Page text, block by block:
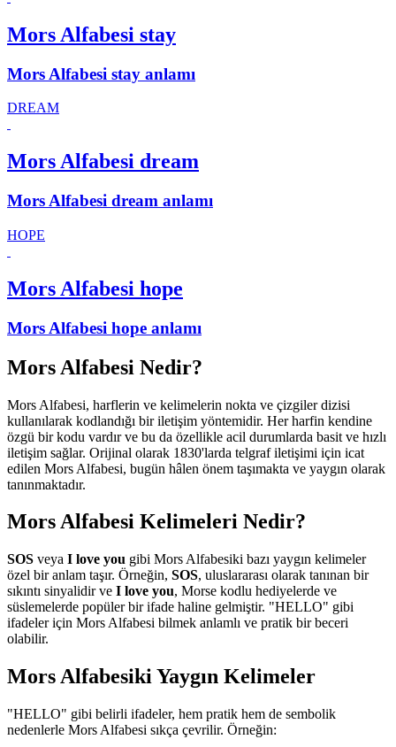
Mors Alfabesi stay
Mors Alfabesi stay anlamı
DREAM
Mors Alfabesi dream
Mors Alfabesi dream anlamı
HOPE
Mors Alfabesi hope
Mors Alfabesi hope anlamı
Mors Alfabesi Nedir?
Mors Alfabesi, harflerin ve kelimelerin nokta ve çizgiler dizisi
kullanılarak kodlandığı bir iletişim yöntemidir. Her harfin kendine
özgü bir kodu vardır ve bu da özellikle acil durumlarda basit ve hızlı
iletişim sağlar. Orijinal olarak 1830'larda telgraf iletişimi için icat
edilen Mors Alfabesi, bugün hâlen önem taşımakta ve yaygın olarak
tanınmaktadır.
Mors Alfabesi Kelimeleri Nedir?
SOS veya I love you gibi Mors Alfabesiki bazı yaygın kelimeler
özel bir anlam taşır. Örneğin, SOS, uluslararası olarak tanınan bir
sıkıntı sinyalidir ve I love you, Morse kodlu hediyelerde ve
süslemelerde popüler bir ifade haline gelmiştir. "HELLO" gibi
ifadeler için Mors Alfabesi bilmek anlamlı ve pratik bir beceri
olabilir.
Mors Alfabesiki Yaygın Kelimeler
"HELLO" gibi belirli ifadeler, hem pratik hem de sembolik
nedenlerle Mors Alfabesi sıkça çevrilir. Örneğin: